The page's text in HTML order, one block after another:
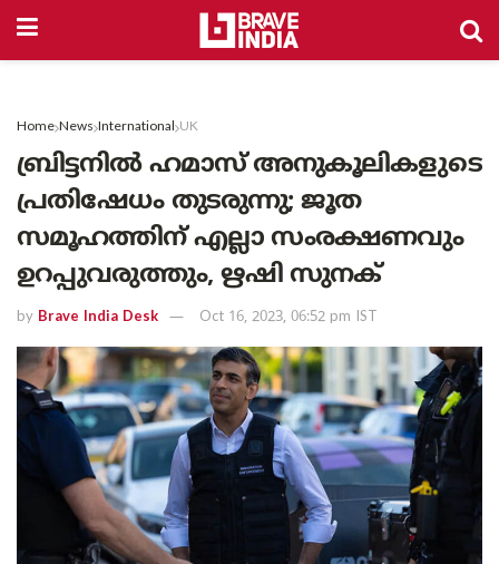
Home News International UK
ബ്രിട്ടനിൽ ഹമാസ് അനുകൂലികളുടെ
പ്രതിഷേധം തുടരുന്നു; ജൂത
സമൂഹത്തിന് എല്ലാ സംരക്ഷണവും
ഉറപ്പുവരുത്തും, ഋഷി സുനക്
by Brave India Desk Oct 16, 2023, 06:52 pm IST